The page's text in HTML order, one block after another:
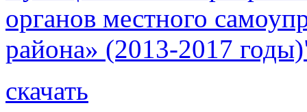
органов местного
района» (2013-2017
скачать